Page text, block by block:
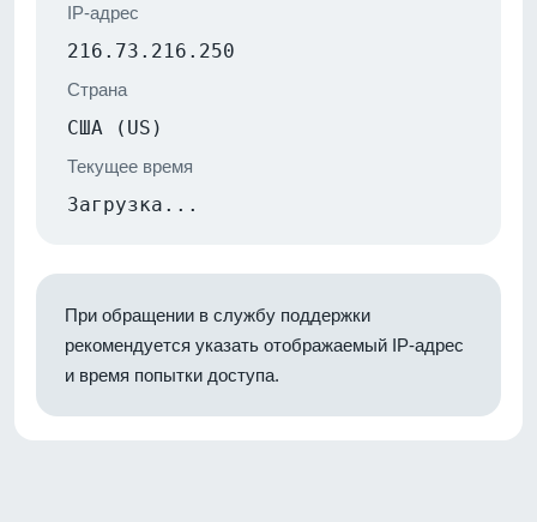
IP-адрес
216.73.216.250
Страна
США (US)
Текущее время
Загрузка...
При обращении в службу поддержки
рекомендуется указать отображаемый IP-адрес
и время попытки доступа.